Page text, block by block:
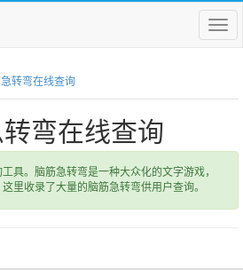
菜
单
转弯在线查询
弯在线查询
具。脑筋急转弯是一种大众化的文字游戏，
里收录了大量的脑筋急转弯供用户查询。